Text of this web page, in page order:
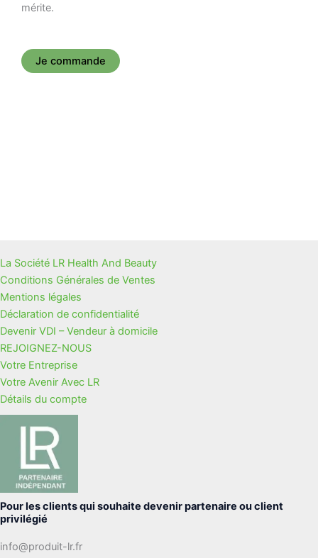
mérite.
Je commande
La Société LR Health And Beauty
Conditions Générales de Ventes
Mentions légales
Déclaration de confidentialité
Devenir VDI – Vendeur à domicile
REJOIGNEZ-NOUS
Votre Entreprise
Votre Avenir Avec LR
Détails du compte
Pour les clients qui souhaite devenir partenaire ou client
privilégié
info@produit-lr.fr